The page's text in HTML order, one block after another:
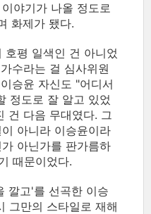
야기가 나올 정도로
화제가 됐다.
호평 일색인 건 아니었
수라는 걸 심사위원
승윤 자신도 "어디서
정도로 잘 알고 있었
건 다음 무대였다. 그
아니라 이승윤이라
아닌가를 판가름하
때문이었다.
깔고'를 선곡한 이승
그만의 스타일로 재해